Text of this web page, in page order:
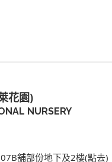
花園)
NURSERY
舖部份地下及2樓(點去)